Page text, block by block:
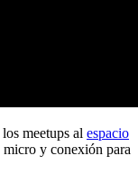
meetups al espacio
micro y conexión para